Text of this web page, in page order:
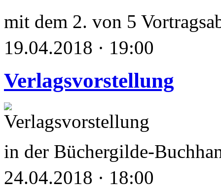
mit dem 2. von 5
19.04.2018 · 19:00
Verlagsvorstellung
in der Büchergilde-
24.04.2018 · 18:00